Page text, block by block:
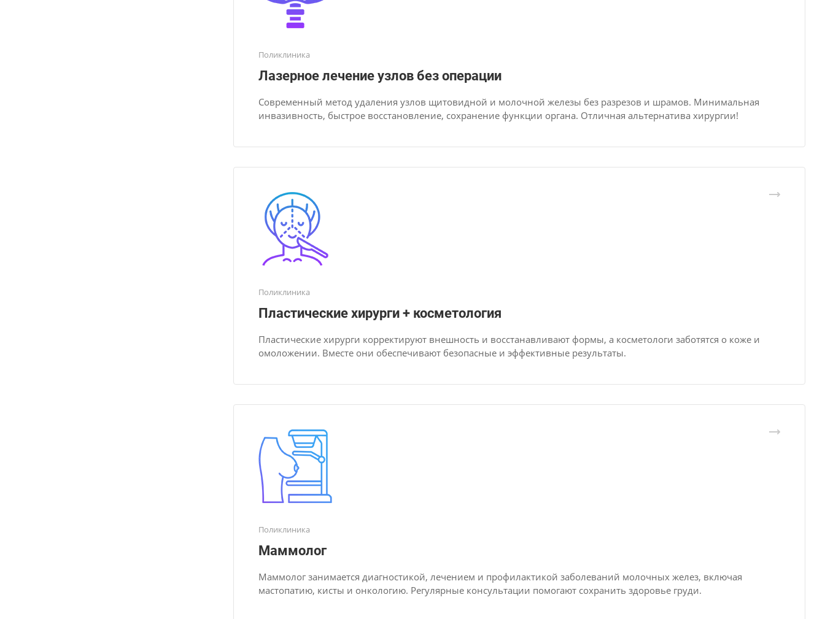
Поликлиника
Лазерное лечение узлов без операции
Современный метод удаления узлов щитовидной и молочной железы без разрезов и шрамов. Минимальная
инвазивность, быстрое восстановление, сохранение функции органа. Отличная альтернатива хирургии!
Поликлиника
Пластические хирурги + косметология
Пластические хирурги корректируют внешность и восстанавливают формы, а косметологи заботятся о коже и
омоложении. Вместе они обеспечивают безопасные и эффективные результаты.
Поликлиника
Маммолог
Маммолог занимается диагностикой, лечением и профилактикой заболеваний молочных желез, включая
мастопатию, кисты и онкологию. Регулярные консультации помогают сохранить здоровье груди.